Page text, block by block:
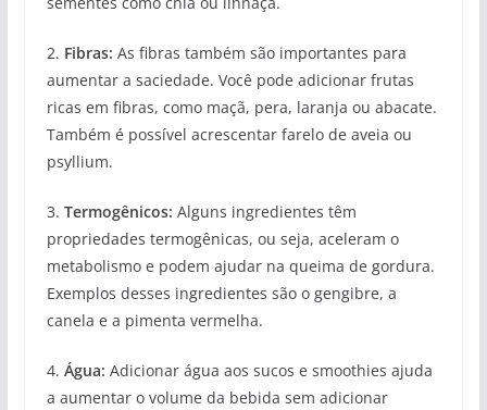
2. Fibras: As fibras também são importantes para
aumentar a saciedade. Você pode adicionar frutas
ricas em fibras, como maçã, pera, laranja ou abacate.
Também é possível acrescentar farelo de aveia ou
psyllium.
3. Termogênicos: Alguns ingredientes têm
propriedades termogênicas, ou seja, aceleram o
metabolismo e podem ajudar na queima de gordura.
Exemplos desses ingredientes são o gengibre, a
canela e a pimenta vermelha.
4. Água: Adicionar água aos sucos e smoothies ajuda
a aumentar o volume da bebida sem adicionar